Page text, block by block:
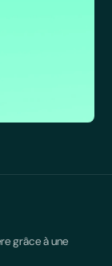
grâce à une